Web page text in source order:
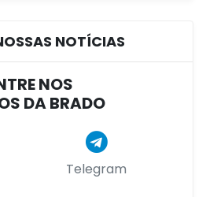
NOTÍCIAS
NOS
DA BRADO
Telegram